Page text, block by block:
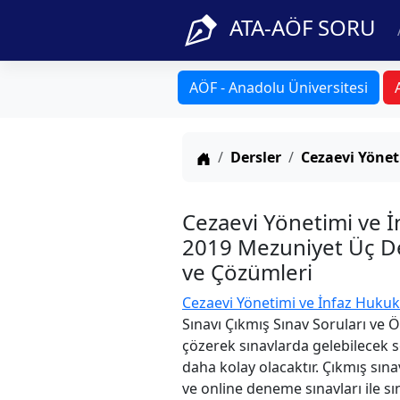
ATA-AÖF SORU
AÖF - Anadolu Üniversitesi
Anasayfa
Dersler Cezaevi
Cezaevi Yönetimi ve
2019 Mezuniyet Üç
ve Çözümleri
Cezaevi Yönetimi ve İnfaz
Sınavı Çıkmış Sınav Soruları
çözerek sınavlarda gelebilecek
daha kolay olacaktır. Çıkmış
ve online deneme sınavları ile